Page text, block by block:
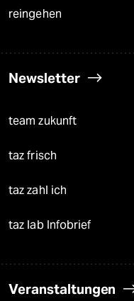
reingehen
Newsletter
team zukunft
taz frisch
taz zahl ich
taz lab Infobrief
Veranstaltungen